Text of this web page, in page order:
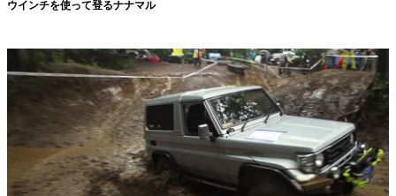
ウインチを使って登るナナマル